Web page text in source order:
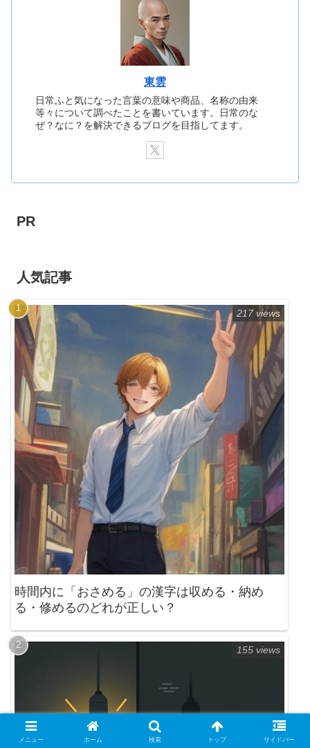
東雲
日常ふと気になった言葉の意味や商品、名称の由来
等々について調べたことを書いています。日常のな
ぜ？なに？を解決できるブログを目指してます。
PR
人気記事
時間内に「おさめる」の漢字は収める・納め
る・修めるのどれが正しい？
217 views
155 views
メニュー ホーム 検索 トップ サイドバー